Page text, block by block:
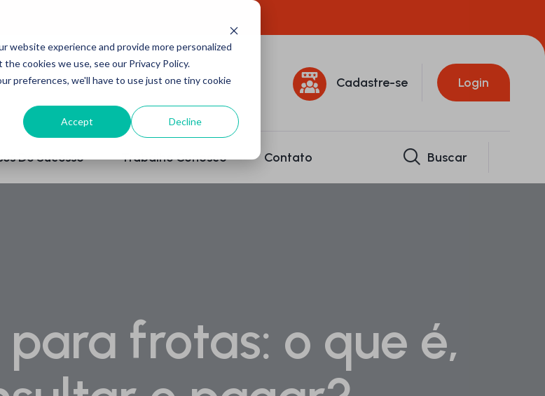
website experience and provide more personalized
cookies we use, see our Privacy Policy.
preferences, we'll have to use just one tiny cookie
Accept Decline
Cadastre-se Login
De Sucesso Trabalhe Conosco Contato Buscar
frotas: o que é,